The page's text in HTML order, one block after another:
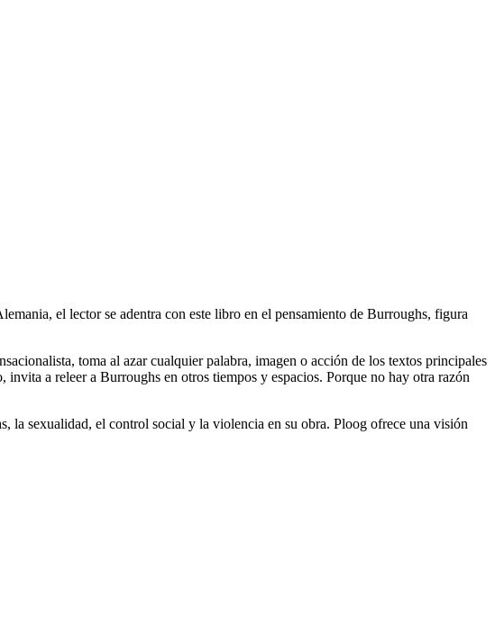
el lector se adentra con este libro en el pensamiento de Burroughs, figura
toma al azar cualquier palabra, imagen o acción de los textos principales
a releer a Burroughs en otros tiempos y espacios. Porque no hay otra razón
la sexualidad, el control social y la violencia en su obra. Ploog ofrece una visión